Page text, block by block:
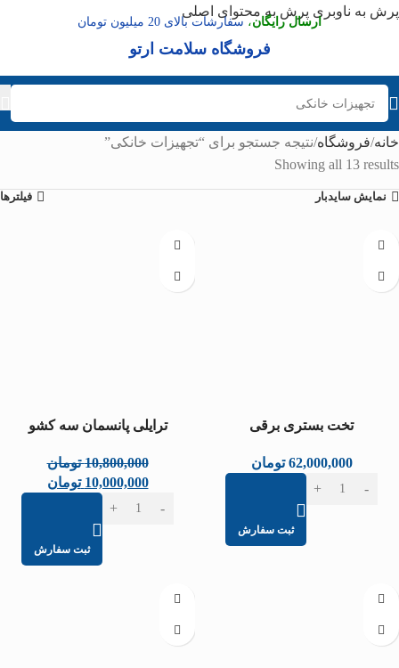
پرش به ناوبری پرش به محتوای اصلی
ارسال رایگان، سفارشات بالای 20 میلیون تومان
فروشگاه سلامت ارتو
خانه فروشگاه نتیجه جستجو برای “تجهیزات خانکی”
Showing all 13 results
نمایش سایدبار فیلترها
تخت بستری برقی
62,000,000 تومان
ثبت سفارش
ترایلی پانسمان سه کشو
10,800,000 تومان
10,000,000 تومان
ثبت سفارش